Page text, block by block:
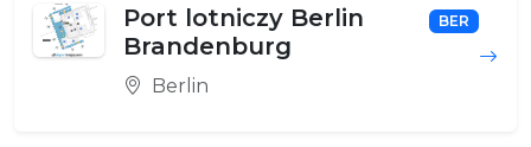
Port lotniczy Berlin
Brandenburg
BER
Berlin